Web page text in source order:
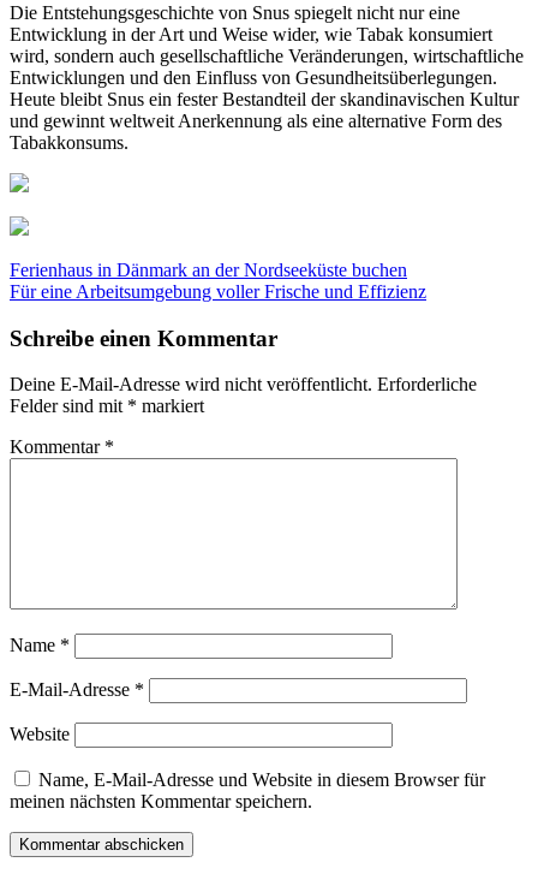
Die Entstehungsgeschichte von Snus spiegelt nicht nur eine
Entwicklung in der Art und Weise wider, wie Tabak konsumiert
wird, sondern auch gesellschaftliche Veränderungen, wirtschaftliche
Entwicklungen und den Einfluss von Gesundheitsüberlegungen.
Heute bleibt Snus ein fester Bestandteil der skandinavischen Kultur
und gewinnt weltweit Anerkennung als eine alternative Form des
Tabakkonsums.
Beitragsnavigation
Ferienhaus in Dänmark an der Nordseeküste buchen
Für eine Arbeitsumgebung voller Frische und Effizienz
Schreibe einen Kommentar
Deine E-Mail-Adresse wird nicht veröffentlicht. Erforderliche
Felder sind mit * markiert
Kommentar *
Name *
E-Mail-Adresse *
Website
Name, E-Mail-Adresse und Website in diesem Browser für
meinen nächsten Kommentar speichern.